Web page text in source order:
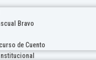
Bravo
de Cuento